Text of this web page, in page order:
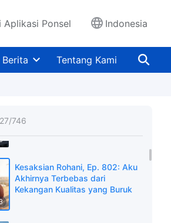
Aplikasi Ponsel Indonesia
Berita Tentang Kami
27/746
Mengatasi Perasaan Rendah
Diriku
Bersikap Asal-asalan dalam
Tugas Sungguh Berbahaya
Kesaksian Rohani, Ep. 802: Aku
Akhirnya Terbebas dari
Kekangan Kualitas yang Buruk